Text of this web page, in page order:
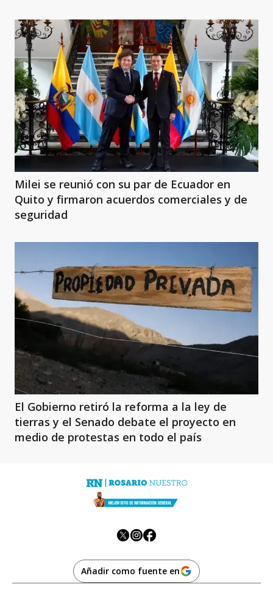
Milei se reunió con su par de Ecuador en
Quito y firmaron acuerdos comerciales y de
seguridad
El Gobierno retiró la reforma a la ley de
tierras y el Senado debate el proyecto en
medio de protestas en todo el país
Añadir como fuente en